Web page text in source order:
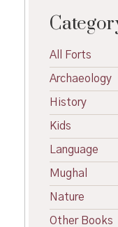
All Forts
Archaeology
History
Kids
Language
Mughal
Nature
Other Books